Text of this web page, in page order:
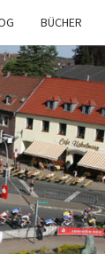
BÜCHER